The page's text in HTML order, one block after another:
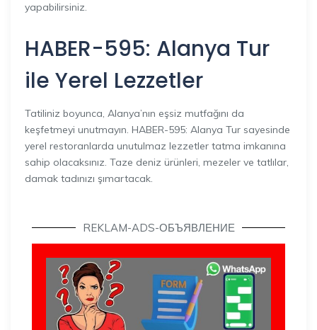
yapabilirsiniz.
HABER-595: Alanya Tur
ile Yerel Lezzetler
Tatiliniz boyunca, Alanya’nın eşsiz mutfağını da
keşfetmeyi unutmayın. HABER-595: Alanya Tur sayesinde
yerel restoranlarda unutulmaz lezzetler tatma imkanına
sahip olacaksınız. Taze deniz ürünleri, mezeler ve tatlılar,
damak tadınızı şımartacak.
REKLAM-ADS-ОБЪЯВЛЕНИЕ